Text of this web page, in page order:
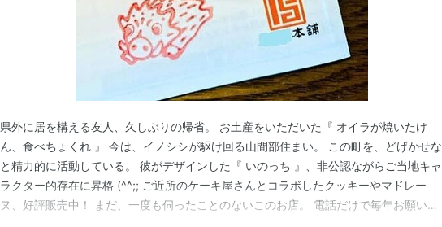
県外に居を構える友人、久しぶりの帰省。 お土産をいただいた『 オイラが焼いたけ
ん、食べちょくれ 』 今は、イノシシが駆け回る山間部住まい。 この町を、どげかせな
と精力的に活動している。 彼がデザインした『 いのっち 』、非公認ながらご当地キャ
ラクター的存在に昇格 (^^;; ご近所のケーキ屋さんとコラボしたクッキーやマドレー
ヌ、好評販売中！ まだ、一度も伺ったことのないこのお店。 電話だけで毎年お願いし